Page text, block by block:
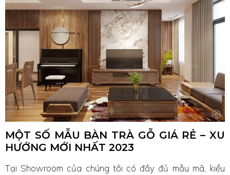
MỘT SỐ MẪU BÀN TRÀ GỖ GIÁ RẺ – XU
HƯỚNG MỚI NHẤT 2023
Tại Showroom của chúng tôi có đầy đủ mẫu mã, kiểu